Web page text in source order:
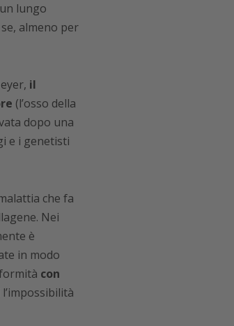
lungo
almeno per
il
(l’osso della
dopo una
e i genetisti
che fa
Nei
è
in modo
con
l’impossibilità